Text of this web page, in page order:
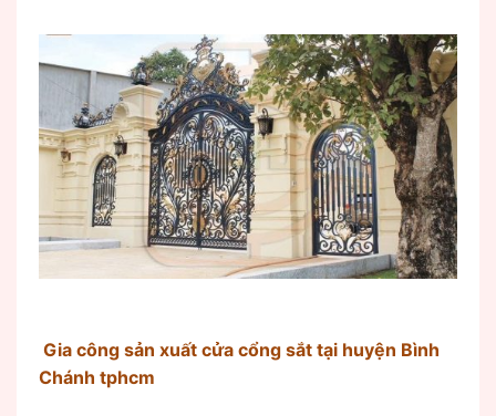
Gia công sản xuất cửa cổng sắt tại huyện Bình
Chánh tphcm